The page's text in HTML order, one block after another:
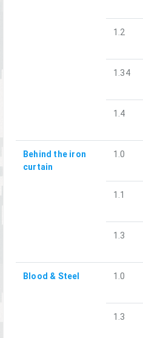
1.2
1.34
1.4
Behind the iron
curtain
1.0
1.1
1.3
Blood & Steel 1.0
1.3